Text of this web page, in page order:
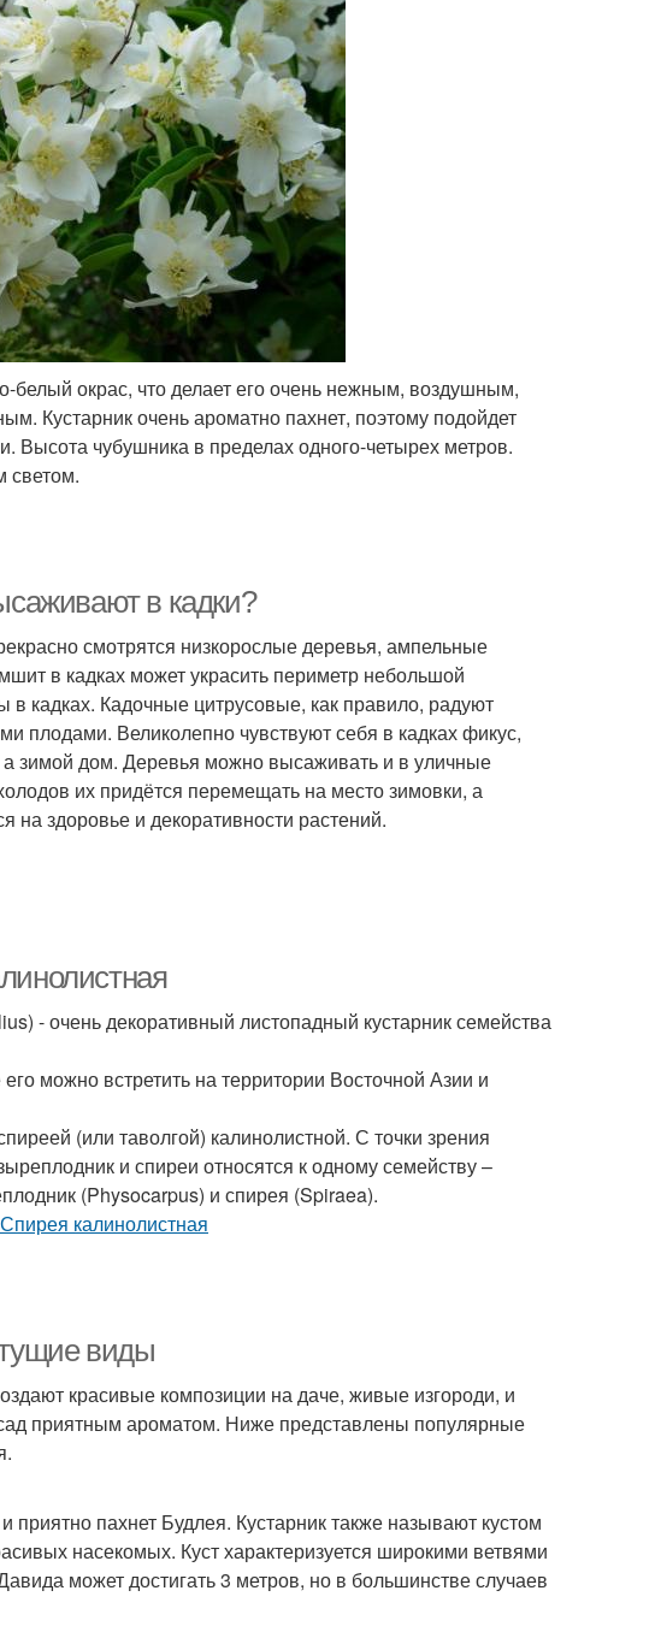
окрас, что делает его очень нежным, воздушным,
Кустарник очень ароматно пахнет, поэтому подойдет
чубушника в пределах одного-четырех метров.
светом.
в кадки?
смотрятся низкорослые деревья, ампельные
в кадках может украсить периметр небольшой
кадках. Кадочные цитрусовые, как правило, радуют
плодами. Великолепно чувствуют себя в кадках фикус,
зимой дом. Деревья можно высаживать и в уличные
их придётся перемещать на место зимовки, а
на здоровье и декоративности растений.
- очень декоративный листопадный кустарник семейства
можно встретить на территории Восточной Азии и
(или таволгой) калинолистной. С точки зрения
и спиреи относятся к одному семейству –
(Physocarpus) и спирея (Spiraea).
виды
красивые композиции на даче, живые изгороди, и
приятным ароматом. Ниже представлены популярные
пахнет Будлея. Кустарник также называют кустом
насекомых. Куст характеризуется широкими ветвями
может достигать 3 метров, но в большинстве случаев